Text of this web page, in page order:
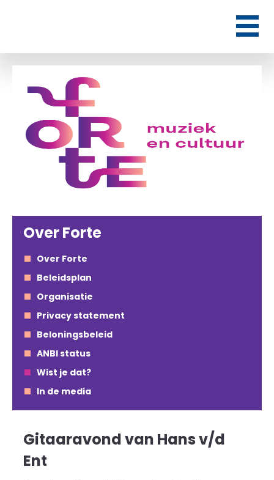
Over Forte
Over Forte
Beleidsplan
Organisatie
Privacy statement
Beloningsbeleid
ANBI status
Wist je dat?
In de media
Gitaaravond van Hans v/d
Ent